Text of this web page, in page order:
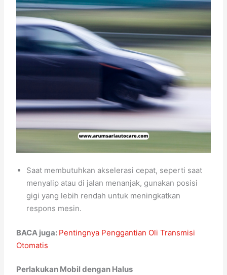
Saat membutuhkan akselerasi cepat, seperti saat
menyalip atau di jalan menanjak, gunakan posisi
gigi yang lebih rendah untuk meningkatkan
respons mesin.
BACA juga: Pentingnya Penggantian Oli Transmisi
Otomatis
Perlakukan Mobil dengan Halus